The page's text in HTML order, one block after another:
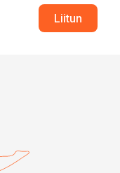
Liitun